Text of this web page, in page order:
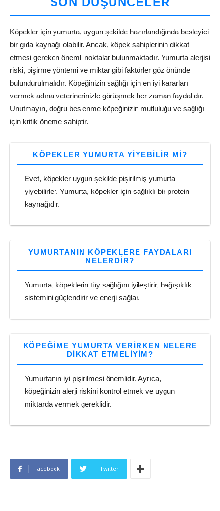
Köpekler için yumurta, uygun şekilde hazırlandığında besleyici
bir gıda kaynağı olabilir. Ancak, köpek sahiplerinin dikkat
etmesi gereken önemli noktalar bulunmaktadır. Yumurta alerjisi
riski, pişirme yöntemi ve miktar gibi faktörler göz önünde
bulundurulmalıdır. Köpeğinizin sağlığı için en iyi kararları
vermek adına veterinerinizle görüşmek her zaman faydalıdır.
Unutmayın, doğru beslenme köpeğinizin mutluluğu ve sağlığı
için kritik öneme sahiptir.
KÖPEKLER YUMURTA YIYEBILIR MI?
Evet, köpekler uygun şekilde pişirilmiş yumurta
yiyebilirler. Yumurta, köpekler için sağlıklı bir protein
kaynağıdır.
YUMURTANIN KÖPEKLERE FAYDALARI
NELERDIR?
Yumurta, köpeklerin tüy sağlığını iyileştirir, bağışıklık
sistemini güçlendirir ve enerji sağlar.
KÖPEĞIME YUMURTA VERIRKEN NELERE
DIKKAT ETMELIYIM?
Yumurtanın iyi pişirilmesi önemlidir. Ayrıca,
köpeğinizin alerji riskini kontrol etmek ve uygun
miktarda vermek gereklidir.
Facebook Twitter